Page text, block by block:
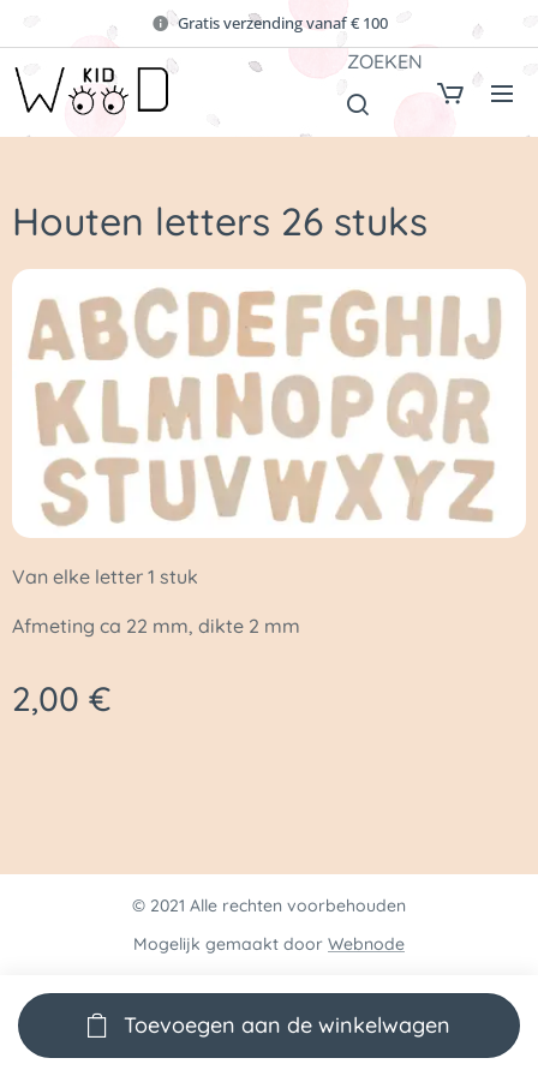
Gratis verzending vanaf € 100
ZOEKEN
Houten letters 26 stuks
Van elke letter 1 stuk
Afmeting ca 22 mm, dikte 2 mm
2,00 €
Toevoegen aan de winkelwagen
© 2021 Alle rechten voorbehouden
Mogelijk gemaakt door Webnode